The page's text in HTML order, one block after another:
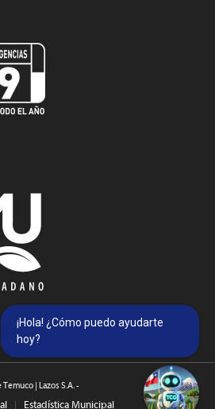
| Lazos S.A. -
Estadística Municipal
¡Hola! ¿Cómo puedo ayudarte
hoy?